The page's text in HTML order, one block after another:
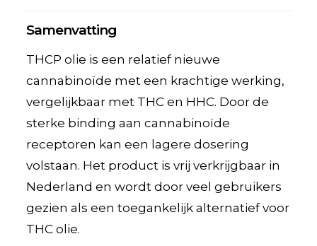
Samenvatting
THCP olie is een relatief nieuwe
cannabinoïde met een krachtige werking,
vergelijkbaar met THC en HHC. Door de
sterke binding aan cannabinoïde
receptoren kan een lagere dosering
volstaan. Het product is vrij verkrijgbaar in
Nederland en wordt door veel gebruikers
gezien als een toegankelijk alternatief voor
THC olie.